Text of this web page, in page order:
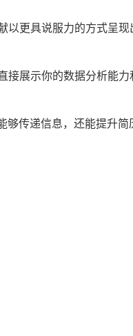
更具说服力的方式呈现
接展示你的数据分析能力
够传递信息，还能提升简